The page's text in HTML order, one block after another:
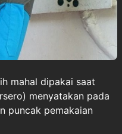
mahal dipakai saat
menyatakan pada
puncak pemakaian